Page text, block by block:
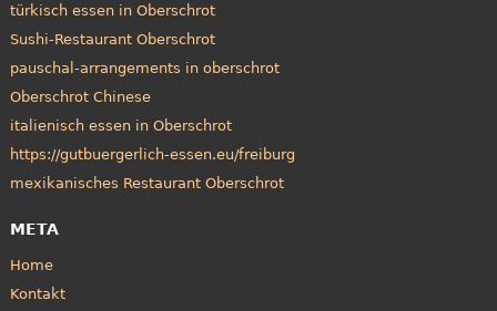
türkisch essen in Oberschrot
Sushi-Restaurant Oberschrot
pauschal-arrangements in oberschrot
Oberschrot Chinese
italienisch essen in Oberschrot
https://gutbuergerlich-essen.eu/freiburg
mexikanisches Restaurant Oberschrot
META
Home
Kontakt